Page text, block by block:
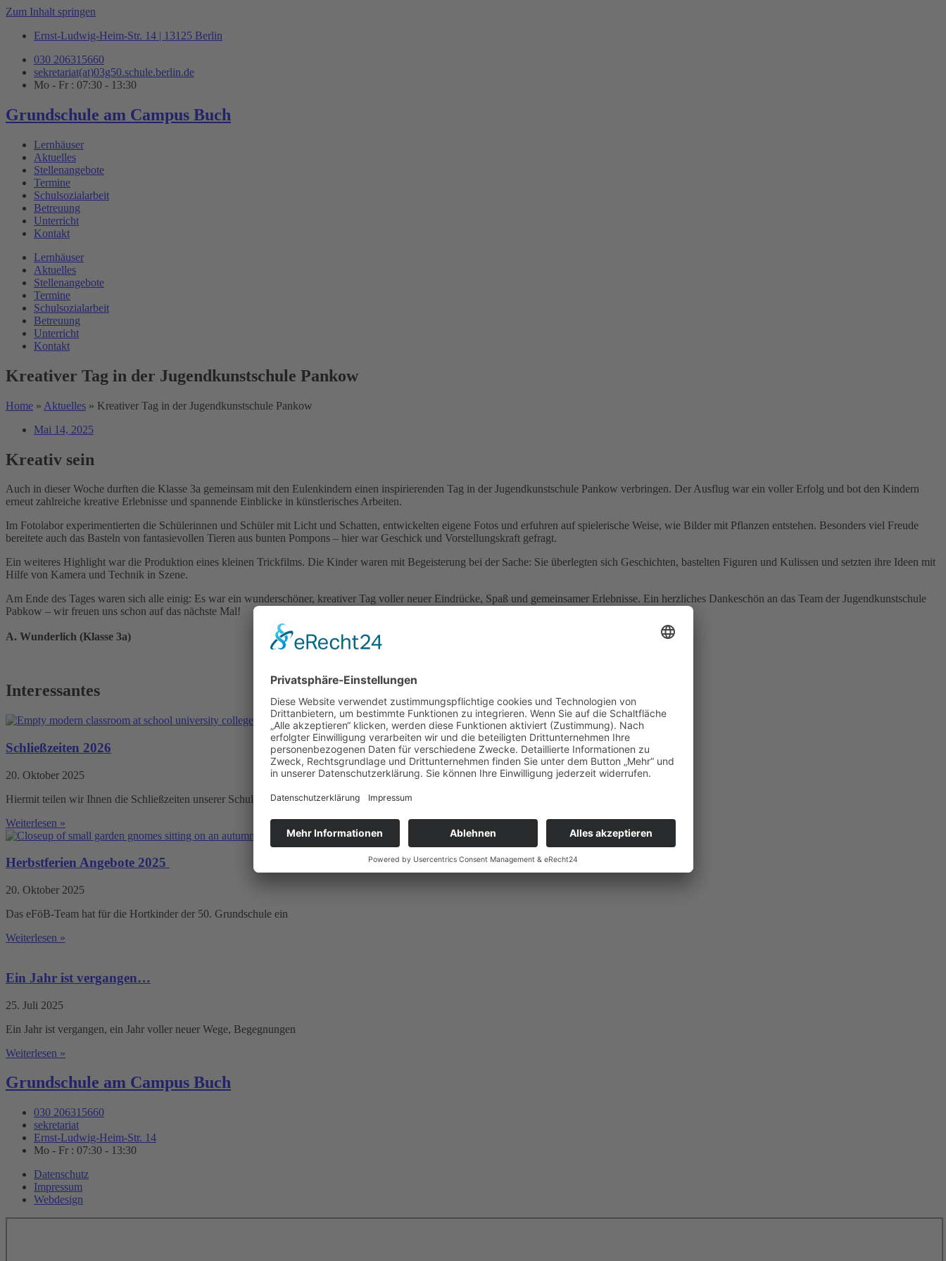
Zum Inhalt springen
Ernst-Ludwig-Heim-Str. 14 | 13125 Berlin
030 206315660
sekretariat(at)03g50.schule.berlin.de
Mo - Fr : 07:30 - 13:30
Grundschule am Campus Buch
Lernhäuser
Aktuelles
Stellenangebote
Termine
Schulsozialarbeit
Betreuung
Unterricht
Kontakt
Lernhäuser
Aktuelles
Stellenangebote
Termine
Schulsozialarbeit
Betreuung
Unterricht
Kontakt
Kreativer Tag in der Jugendkunstschule Pankow
Home » Aktuelles » Kreativer Tag in der Jugendkunstschule Pankow
Mai 14, 2025
Kreativ sein
Auch in dieser Woche durften die Klasse 3a gemeinsam mit den Eulenkindern einen inspirierenden Tag in der Jugendkunstschule Pankow verbringen. Der Ausflug war ein voller Erfolg und bot den Kindern
erneut zahlreiche kreative Erlebnisse und spannende Einblicke in künstlerisches Arbeiten.
Im Fotolabor experimentierten die Schülerinnen und Schüler mit Licht und Schatten, entwickelten eigene Fotos und erfuhren auf spielerische Weise, wie Bilder mit Pflanzen entstehen. Besonders viel Freude
bereitete auch das Basteln von fantasievollen Tieren aus bunten Pompons – hier war Geschick und Vorstellungskraft gefragt.
Ein weiteres Highlight war die Produktion eines kleinen Trickfilms. Die Kinder waren mit Begeisterung bei der Sache: Sie überlegten sich Geschichten, bastelten Figuren und Kulissen und setzten ihre Ideen mit
Hilfe von Kamera und Technik in Szene.
Am Ende des Tages waren sich alle einig: Es war ein wunderschöner, kreativer Tag voller neuer Eindrücke, Spaß und gemeinsamer Erlebnisse. Ein herzliches Dankeschön an das Team der Jugendkunstschule
Pabkow – wir freuen uns schon auf das nächste Mal!
A. Wunderlich (Klasse 3a)
Interessantes
Schließzeiten 2026
20. Oktober 2025
Hiermit teilen wir Ihnen die Schließzeiten unserer Schule für das
Weiterlesen »
Herbstferien Angebote 2025
20. Oktober 2025
Das eFöB-Team hat für die Hortkinder der 50. Grundschule ein
Weiterlesen »
Ein Jahr ist vergangen…
25. Juli 2025
Ein Jahr ist vergangen, ein Jahr voller neuer Wege, Begegnungen
Weiterlesen »
Grundschule am Campus Buch
030 206315660
sekretariat
Ernst-Ludwig-Heim-Str. 14
Mo - Fr : 07:30 - 13:30
Datenschutz
Impressum
Webdesign